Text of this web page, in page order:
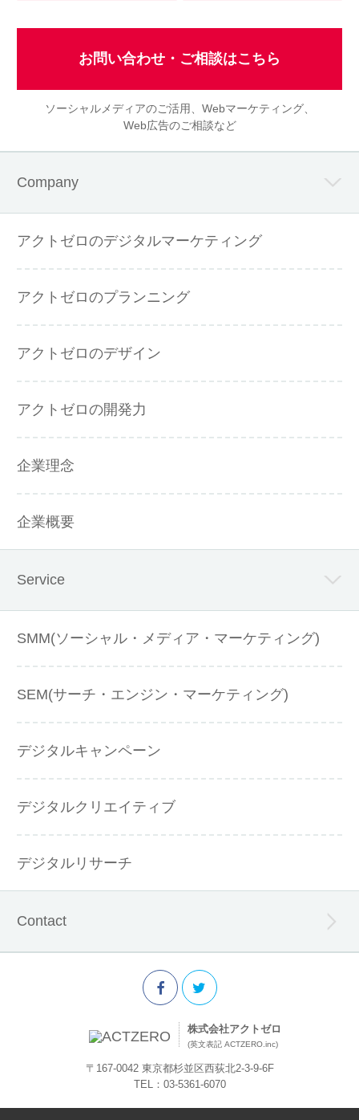
お問い合わせ・ご相談はこちら
ソーシャルメディアのご活用、Webマーケティング、
Web広告のご相談など
Company
アクトゼロのデジタルマーケティング
アクトゼロのプランニング
アクトゼロのデザイン
アクトゼロの開発力
企業理念
企業概要
Service
SMM(ソーシャル・メディア・マーケティング)
SEM(サーチ・エンジン・マーケティング)
デジタルキャンペーン
デジタルクリエイティブ
デジタルリサーチ
Contact
株式会社アクトゼロ
(英文表記 ACTZERO.inc)
〒167-0042 東京都杉並区西荻北2-3-9-6F
TEL：03-5361-6070